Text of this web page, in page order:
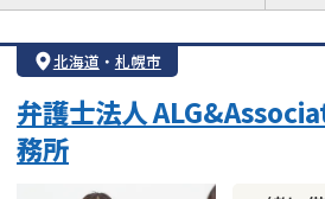
借金返済相談・交渉
自己破産
個人再生
会社破産・法人破産
住宅ローン
カードローン
北海道 ・ 札幌市
弁護士法人
務所